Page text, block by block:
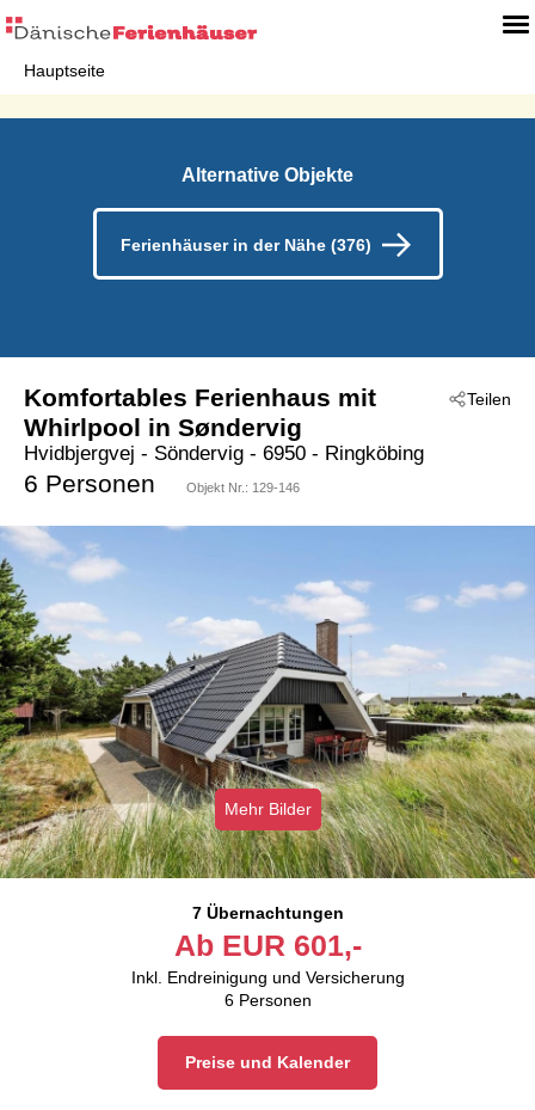
Hauptseite
Alternative Objekte
Ferienhäuser in der Nähe (376)
Teilen
Komfortables Ferienhaus mit
Whirlpool in Søndervig
Hvidbjergvej - Söndervig - 6950 - Ringköbing
6 Personen Objekt Nr.: 129-146
Mehr Bilder
7 Übernachtungen
Ab EUR 601,-
Inkl. Endreinigung und Versicherung
6 Personen
Preise und Kalender